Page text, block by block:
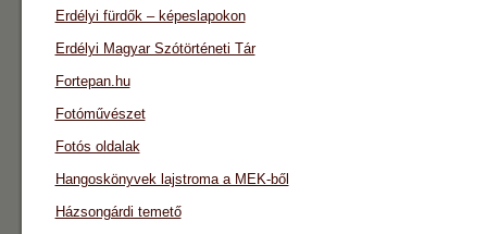
Erdélyi fürdők – képeslapokon
Erdélyi Magyar Szótörténeti Tár
Fortepan.hu
Fotóművészet
Fotós oldalak
Hangoskönyvek lajstroma a MEK-ből
Házsongárdi temető